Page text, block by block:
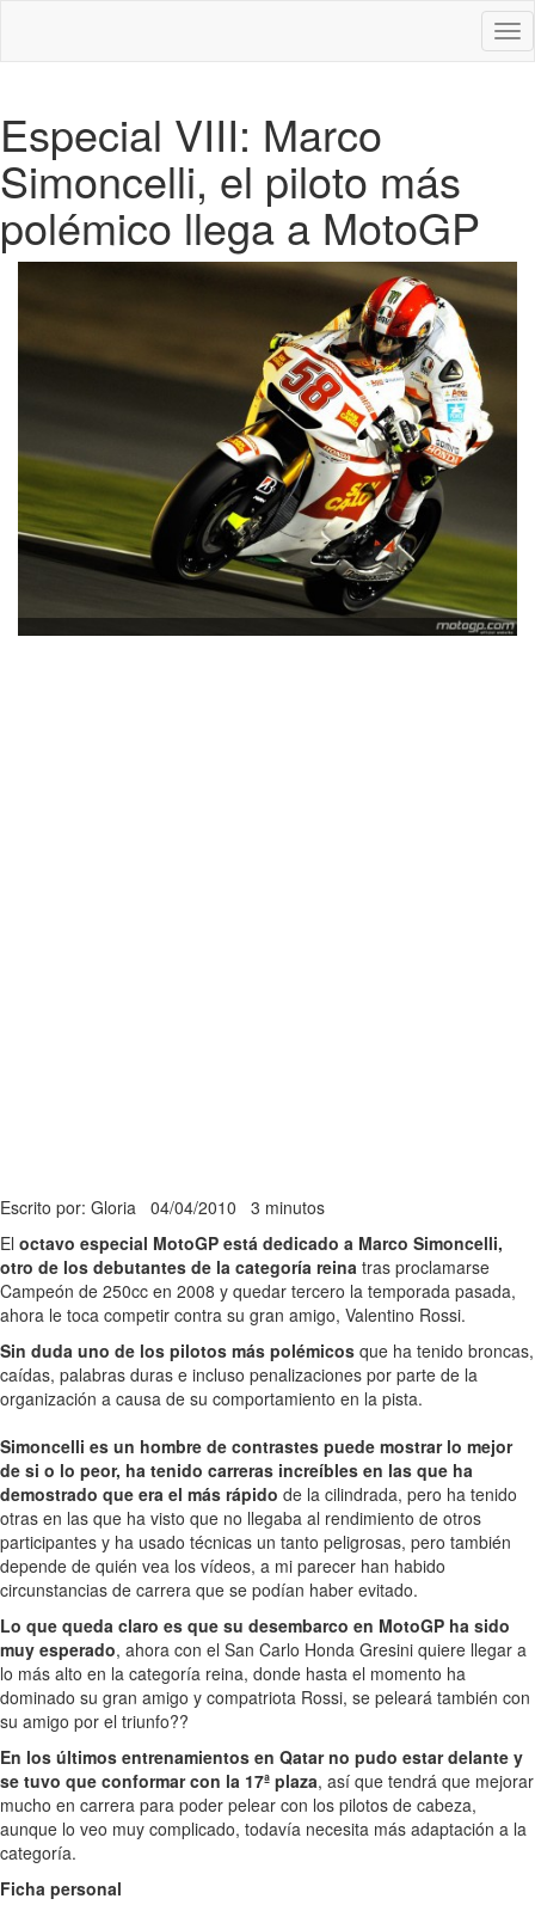
Especial VIII: Marco
Simoncelli, el piloto más
polémico llega a MotoGP
Escrito por: Gloria 04/04/2010 3 minutos
El octavo especial MotoGP está dedicado a Marco Simoncelli,
otro de los debutantes de la categoría reina tras proclamarse
Campeón de 250cc en 2008 y quedar tercero la temporada pasada,
ahora le toca competir contra su gran amigo, Valentino Rossi.
Sin duda uno de los pilotos más polémicos que ha tenido broncas,
caídas, palabras duras e incluso penalizaciones por parte de la
organización a causa de su comportamiento en la pista.
Simoncelli es un hombre de contrastes puede mostrar lo mejor
de si o lo peor, ha tenido carreras increíbles en las que ha
demostrado que era el más rápido de la cilindrada, pero ha tenido
otras en las que ha visto que no llegaba al rendimiento de otros
participantes y ha usado técnicas un tanto peligrosas, pero también
depende de quién vea los vídeos, a mi parecer han habido
circunstancias de carrera que se podían haber evitado.
Lo que queda claro es que su desembarco en MotoGP ha sido
muy esperado, ahora con el San Carlo Honda Gresini quiere llegar a
lo más alto en la categoría reina, donde hasta el momento ha
dominado su gran amigo y compatriota Rossi, se peleará también con
su amigo por el triunfo??
En los últimos entrenamientos en Qatar no pudo estar delante y
se tuvo que conformar con la 17ª plaza, así que tendrá que mejorar
mucho en carrera para poder pelear con los pilotos de cabeza,
aunque lo veo muy complicado, todavía necesita más adaptación a la
categoría.
Ficha personal